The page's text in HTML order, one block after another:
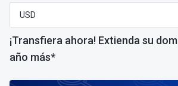
¡Transfiera ahora! Extienda su
año más*